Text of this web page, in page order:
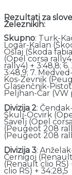
Rezultati za
Železnikih:
Skupno: Turk-
Logar-Kalan
Ošlaj (Škoda
(Opel corsa
rally4) + 3:48,8;
3:48,9; 7.
Kos-Zevnik
Glasenčnik-
Peljhan-Čar (VW
Divizija 2:
Škulj-Ocvirk
Šavelj (Opel
(Peugeot 208
(Peugeot 208
Divizija 3:
Černigoj
(Renault clio RS)
clio RS) + 34:28,5